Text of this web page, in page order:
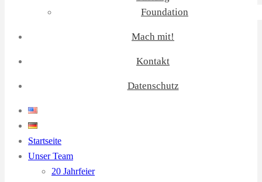
Foundation
Mach mit!
Kontakt
Datenschutz
Startseite
Unser Team
20 Jahrfeier